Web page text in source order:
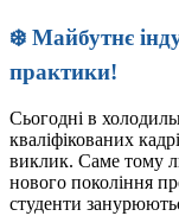
❄️ Майбутнє
практики!
Сьогодні в
кваліфікованих
виклик. Саме тому
нового покоління
студенти